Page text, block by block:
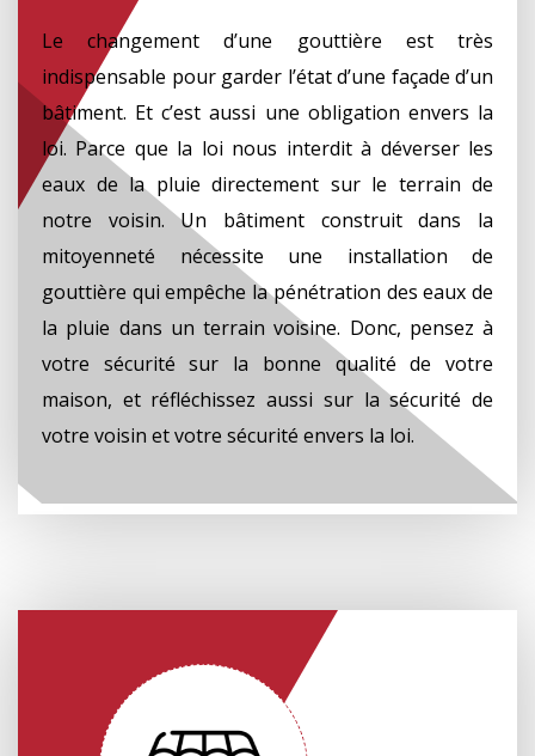
Le changement d’une gouttière est très
indispensable pour garder l’état d’une façade d’un
bâtiment. Et c’est aussi une obligation envers la
loi. Parce que la loi nous interdit à déverser les
eaux de la pluie directement sur le terrain de
notre voisin. Un bâtiment construit dans la
mitoyenneté nécessite une installation de
gouttière qui empêche la pénétration des eaux de
la pluie dans un terrain voisine. Donc, pensez à
votre sécurité sur la bonne qualité de votre
maison, et réfléchissez aussi sur la sécurité de
votre voisin et votre sécurité envers la loi.